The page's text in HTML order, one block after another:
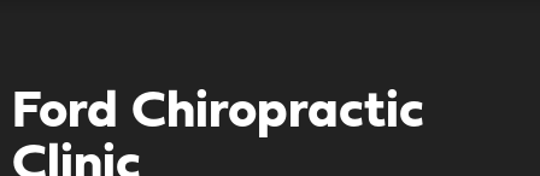
Ford Chiropractic